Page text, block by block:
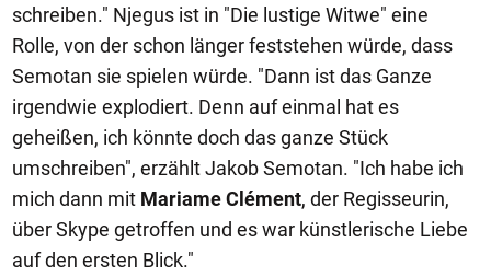
schreiben." Njegus ist in "Die lustige Witwe" eine
Rolle, von der schon länger feststehen würde, dass
Semotan sie spielen würde. "Dann ist das Ganze
irgendwie explodiert. Denn auf einmal hat es
geheißen, ich könnte doch das ganze Stück
umschreiben", erzählt Jakob Semotan. "Ich habe ich
mich dann mit Mariame Clément, der Regisseurin,
über Skype getroffen und es war künstlerische Liebe
auf den ersten Blick."